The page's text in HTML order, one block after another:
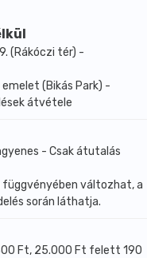
(Rákóczi tér) -
emelet (Bikás Park) -
átvétele
- Csak átutalás
függvényében változhat, a
során láthatja.
Ft, 25.000 Ft felett 190